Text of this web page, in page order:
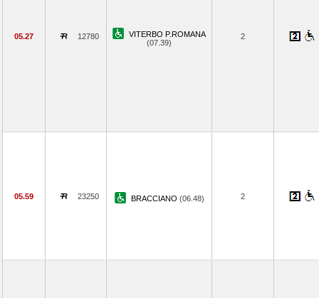
05.27 12780
VITERBO P.ROMANA
(07.39)
2
05.59 23250 BRACCIANO (06.48) 2